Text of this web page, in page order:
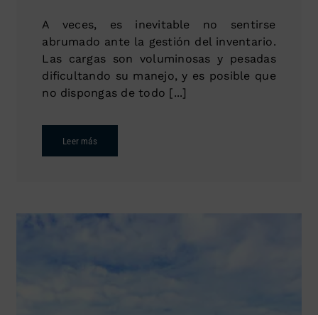
A veces, es inevitable no sentirse
abrumado ante la gestión del inventario.
Las cargas son voluminosas y pesadas
dificultando su manejo, y es posible que
no dispongas de todo [...]
Leer más